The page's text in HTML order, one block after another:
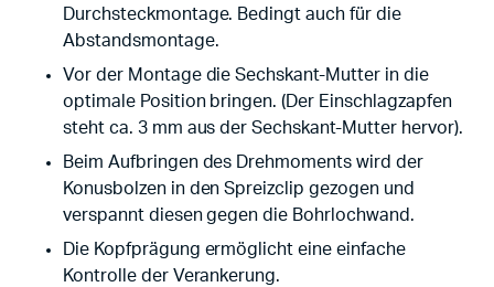
Durchsteckmontage. Bedingt auch für die
Abstandsmontage.
Vor der Montage die Sechskant-Mutter in die
optimale Position bringen. (Der Einschlagzapfen
steht ca. 3 mm aus der Sechskant-Mutter hervor).
Beim Aufbringen des Drehmoments wird der
Konusbolzen in den Spreizclip gezogen und
verspannt diesen gegen die Bohrlochwand.
Die Kopfprägung ermöglicht eine einfache
Kontrolle der Verankerung.